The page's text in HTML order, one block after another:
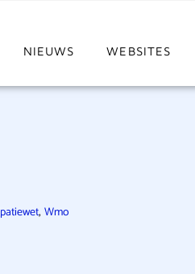
NIEUWS WEBSITES
, Wmo